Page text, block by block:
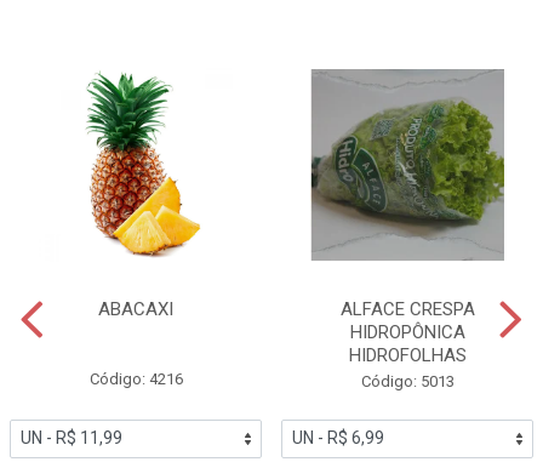
ABACAXI
Código: 4216
ALFACE CRESPA
HIDROPÔNICA
HIDROFOLHAS
Código: 5013